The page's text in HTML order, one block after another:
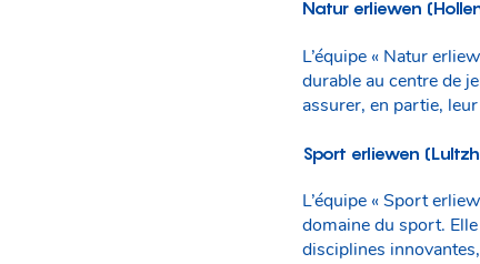
Natur erliewen
L’équipe « Natur
durable au centre de
assurer, en partie,
Sport erliewen
L’équipe « Sport
domaine du sport.
disciplines